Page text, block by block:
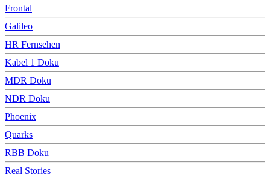
Frontal
Galileo
HR Fernsehen
Kabel 1 Doku
MDR Doku
NDR Doku
Phoenix
Quarks
RBB Doku
Real Stories